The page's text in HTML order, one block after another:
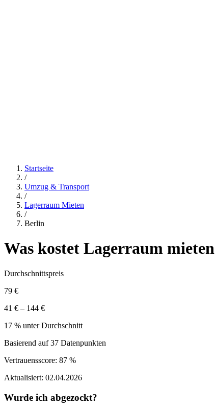
Startseite
/
Umzug & Transport
/
Lagerraum Mieten
/
Berlin
Was kostet Lagerraum mieten
Durchschnittspreis
79 €
41 € – 144 €
17 % unter Durchschnitt
Basierend auf37 Datenpunkten
Vertrauensscore: 87 %
Aktualisiert: 02.04.2026
Wurde ich abgezockt?